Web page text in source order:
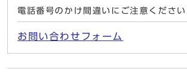
電話番号のかけ間違いにご注意ください
お問い合わせフォーム